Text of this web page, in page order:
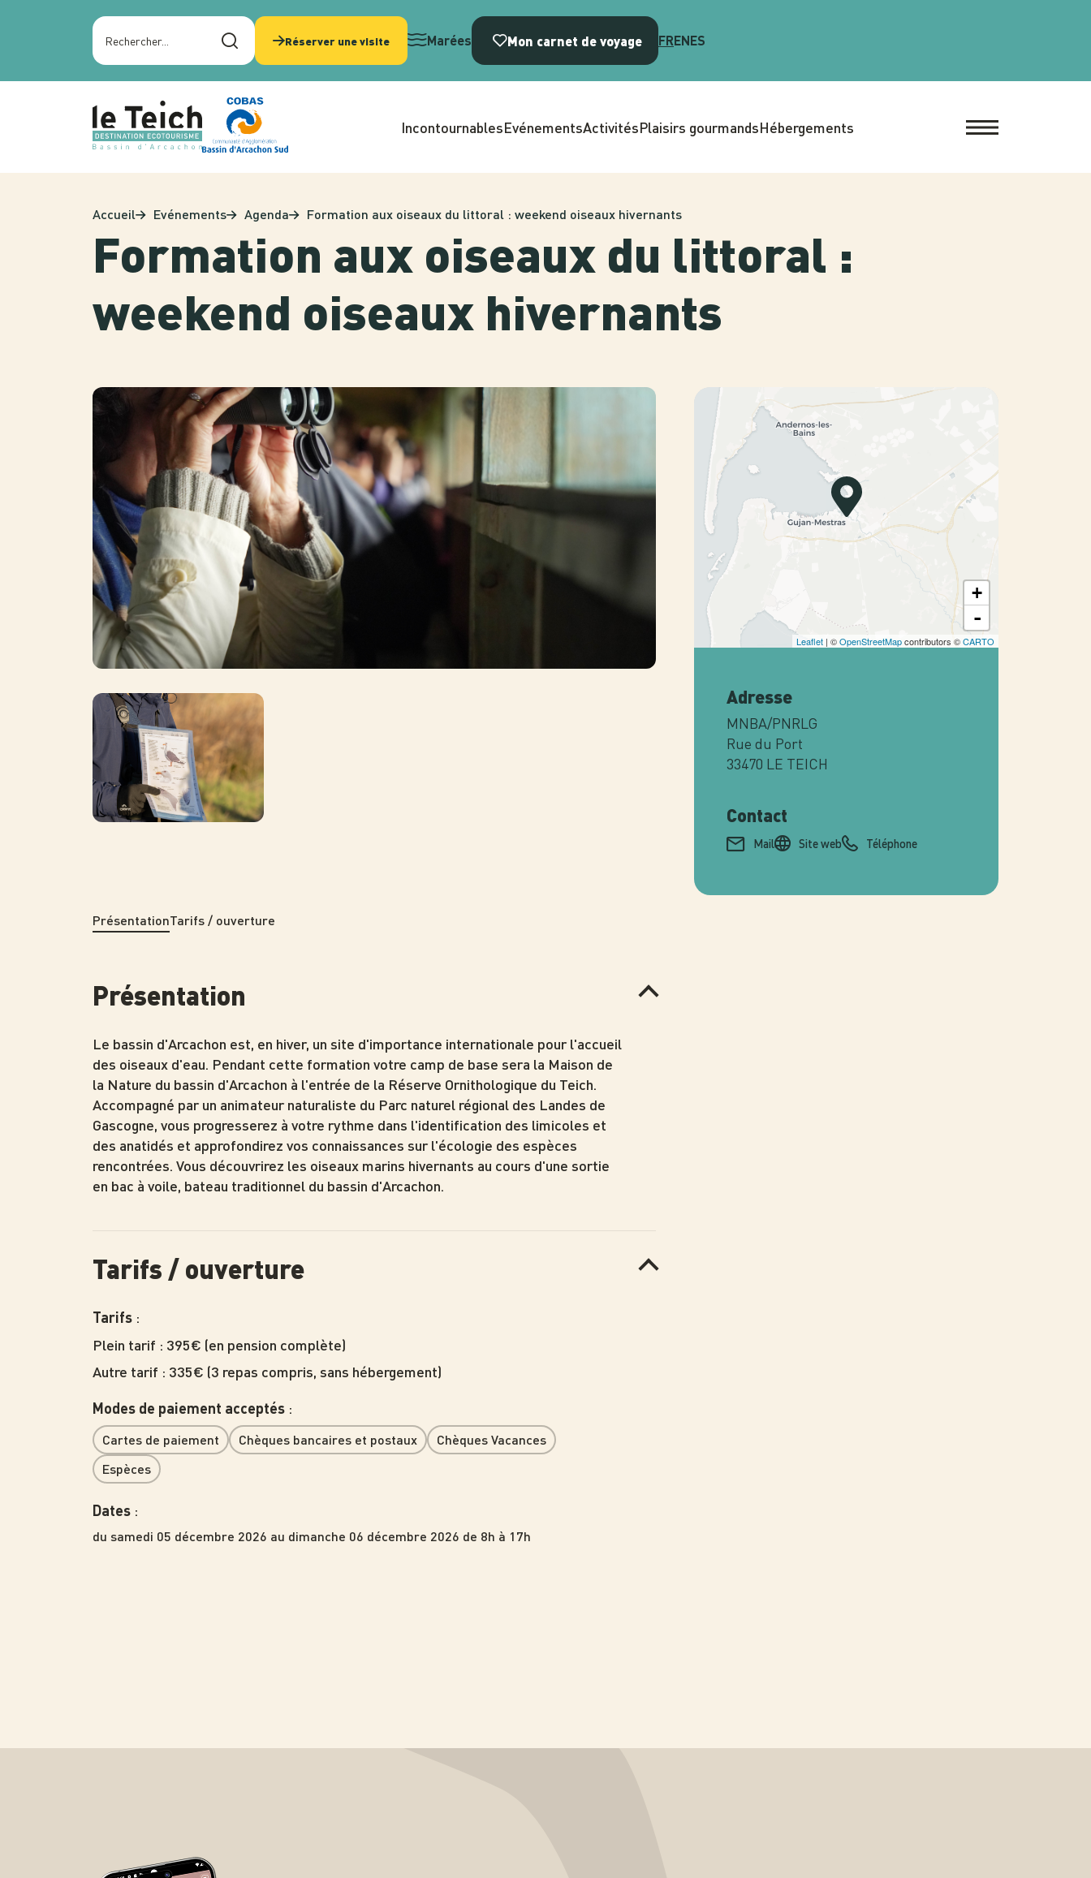
IncontournablesEvénementsActivitésPlaisirs gourmandsHébergements
Rechercher sur le site
Réserver une visite Marées Mon carnet de voyage FRENES
Formation aux oiseaux du littoral :
weekend oiseaux hivernants
Accueil Evénements Agenda Formation aux oiseaux du littoral : weekend oiseaux hivernants
Photo
Photo
PrésentationTarifs / ouverture
Présentation
Le bassin d'Arcachon est, en hiver, un site d'importance internationale pour l'accueil
des oiseaux d'eau. Pendant cette formation votre camp de base sera la Maison de
la Nature du bassin d'Arcachon à l'entrée de la Réserve Ornithologique du Teich.
Accompagné par un animateur naturaliste du Parc naturel régional des Landes de
Gascogne, vous progresserez à votre rythme dans l'identification des limicoles et
des anatidés et approfondirez vos connaissances sur l'écologie des espèces
rencontrées. Vous découvrirez les oiseaux marins hivernants au cours d'une sortie
en bac à voile, bateau traditionnel du bassin d'Arcachon.
Tarifs / ouverture
Tarifs :
Plein tarif : 395€ (en pension complète)
Autre tarif : 335€ (3 repas compris, sans hébergement)
Modes de paiement acceptés :
Cartes de paiement Chèques bancaires et postaux
Chèques Vacances
Espèces
Dates :
du samedi 05 décembre 2026 au dimanche 06 décembre 2026 de 8h à 17h
+
-
Leaflet | ©OpenStreetMapcontributors ©CARTO
Adresse
MNBA/PNRLG
Rue du Port
33470 LE TEICH
Contact
Mail Site web Téléphone